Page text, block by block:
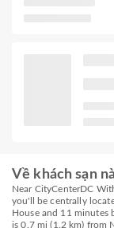
Về khách sạn
Near CityCenterDC
you'll be centrally
House and 11 minutes
is 0.7 mi (1.2 km) from